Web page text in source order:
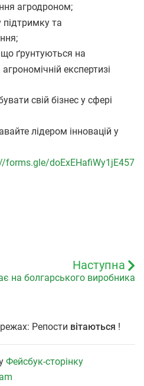
агродроном;
підтримку та
що ґрунтуються на
експертизі
свій бізнес у сфері
лідером інновацій у
forms.gle/doExEHafiWy1jE457
Наступна
на болгарського виробника
Репости вітаються !
Фейсбук-сторінку